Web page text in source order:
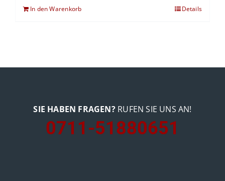
In den Warenkorb Details
SIE HABEN FRAGEN?RUFEN SIE UNS AN!
0711-51880651